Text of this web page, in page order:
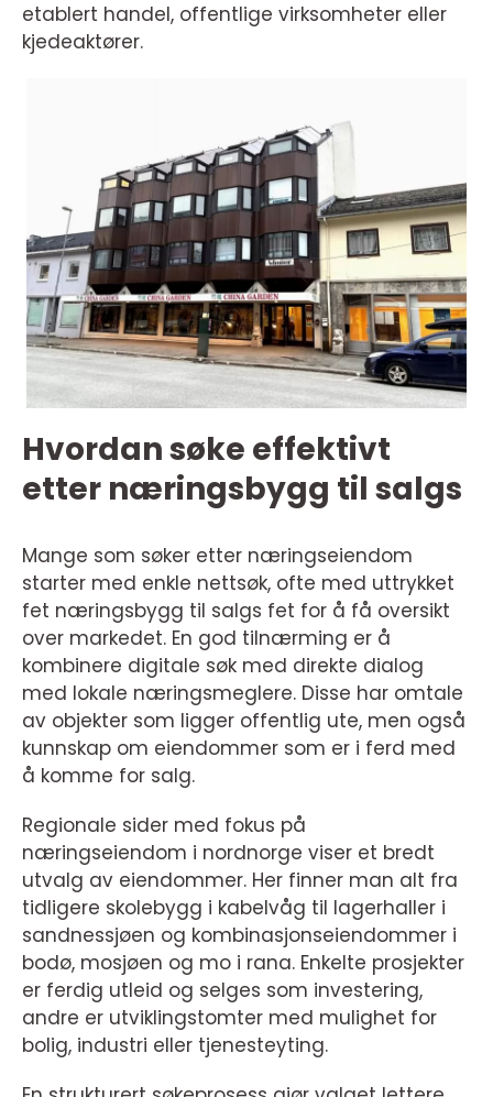
etablert handel, offentlige virksomheter eller
kjedeaktører.
Hvordan søke effektivt
etter næringsbygg til salgs
Mange som søker etter næringseiendom
starter med enkle nettsøk, ofte med uttrykket
fet næringsbygg til salgs fet for å få oversikt
over markedet. En god tilnærming er å
kombinere digitale søk med direkte dialog
med lokale næringsmeglere. Disse har omtale
av objekter som ligger offentlig ute, men også
kunnskap om eiendommer som er i ferd med
å komme for salg.
Regionale sider med fokus på
næringseiendom i nordnorge viser et bredt
utvalg av eiendommer. Her finner man alt fra
tidligere skolebygg i kabelvåg til lagerhaller i
sandnessjøen og kombinasjonseiendommer i
bodø, mosjøen og mo i rana. Enkelte prosjekter
er ferdig utleid og selges som investering,
andre er utviklingstomter med mulighet for
bolig, industri eller tjenesteyting.